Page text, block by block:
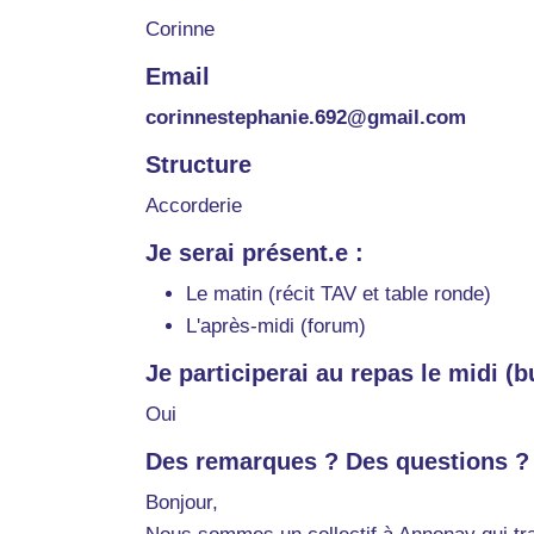
Corinne
Email
corinnestephanie.692@gmail.com
Structure
Accorderie
Je serai présent.e :
Le matin (récit TAV et table ronde)
L'après-midi (forum)
Je participerai au repas le midi
Oui
Des remarques ? Des questions ?
Bonjour,